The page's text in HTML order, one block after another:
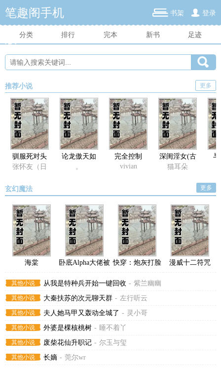
笔趣阁手机 书架 登录
分类 排行 完本 新书 足迹
推荐小说 更多
驯服死对头
（双性）
张怀友（日
论龙傲天如
。
完全控制
vivian
深闺淫女(古
言np纯肉)
猫耳朵
玄幻魔法 更多
海棠
卧底Alpha大佬被 快穿：炮灰打脸
漫威十二符咒
其他小说 从我是特种兵开始一键回收 - 紫兰幽幽
其他小说 大秦扶苏的次元聊天群 - 左行听云
其他小说 夫人她马甲又轰动全城了 - 灵小哥
其他小说 外婆是棵核桃树 - 睡不着丫
其他小说 废柴花仙升职记 - 尔玉与玺
其他小说 长嫡 - 莞尔wr